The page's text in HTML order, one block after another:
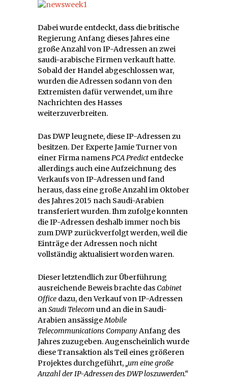
Dabei wurde entdeckt, dass die britische
Regierung Anfang dieses Jahres eine
große Anzahl von IP-Adressen an zwei
saudi-arabische Firmen verkauft hatte.
Sobald der Handel abgeschlossen war,
wurden die Adressen sodann von den
Extremisten dafür verwendet, um ihre
Nachrichten des Hasses
weiterzuverbreiten.
Das DWP leugnete, diese IP-Adressen zu
besitzen. Der Experte Jamie Turner von
einer Firma namensPCA Predict entdecke
allerdings auch eine Aufzeichnung des
Verkaufs von IP-Adressen und fand
heraus, dass eine große Anzahl im Oktober
des Jahres 2015 nach Saudi-Arabien
transferiert wurden. Ihm zufolge konnten
die IP-Adressen deshalb immer noch bis
zum DWP zurückverfolgt werden, weil die
Einträge der Adressen noch nicht
vollständig aktualisiert worden waren.
Dieser letztendlich zur Überführung
ausreichende Beweis brachte dasCabinet
Office dazu, den Verkauf von IP-Adressen
anSaudi Telecom und an die in Saudi-
Arabien ansässigeMobile
Telecommunications CompanyAnfang des
Jahres zuzugeben. Augenscheinlich wurde
diese Transaktion als Teil eines größeren
Projektes durchgeführt,„um eine große
Anzahl der IP-Adressen des DWP loszuwerden.“